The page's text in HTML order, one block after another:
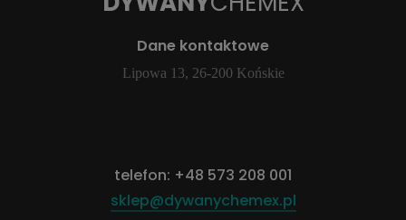
Dane kontaktowe
Lipowa 13, 26-200 Końskie
telefon: +48 573 208 001
sklep@dywanychemex.pl